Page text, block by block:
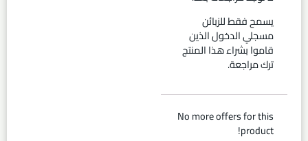
يسمح فقط للزبائن
مسجلي الدخول الذين
قاموا بشراء هذا المنتج
ترك مراجعة.
No more offers for this
product!